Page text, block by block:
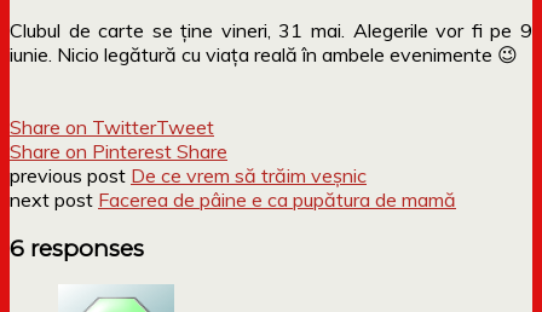
Clubul de carte se ține vineri, 31 mai. Alegerile vor fi pe 9
iunie. Nicio legătură cu viața reală în ambele evenimente 😉
Share on TwitterTweet
Share on Pinterest Share
previous post De ce vrem să trăim veșnic
next post Facerea de pâine e ca pupătura de mamă
6 responses